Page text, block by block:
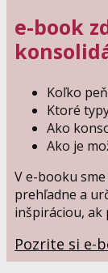
e-book
Koľko
Ktoré
Ako
Ako je
V e-booku
prehľadne a
inšpiráciou,
Pozrite si e-